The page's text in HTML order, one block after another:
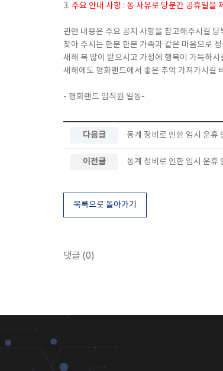
3. 주요 안내 사항 : 동 사유로 당분간 공휴일을
관련 내용은 주요 공지 사항을 참고해주시길 당
찾아 주시는 한분 한분 가족과 같은 마음으로
새해 복 많이 받으시고 가정에 행복이 가득하시
새해에도 평화랜드에서 좋은 추억 가져가시길
- 평화랜드 임직원 일동-
다음글 동계 정비로 인한 임시 운휴
이전글 동계 정비로 인한 임시 운휴
목록으로 돌아가기
댓글 (0)